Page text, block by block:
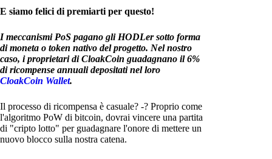
E siamo felici di premiarti per questo!
I meccanismi PoS pagano gli HODLer sotto forma
di moneta o token nativo del progetto. Nel nostro
caso, i proprietari di CloakCoin guadagnano il 6%
di ricompense annuali depositati nel loro
CloakCoin Wallet.
Il processo di ricompensa è casuale? -? Proprio come
l'algoritmo PoW di bitcoin, dovrai vincere una partita
di "cripto lotto" per guadagnare l'onore di mettere un
nuovo blocco sulla nostra catena.